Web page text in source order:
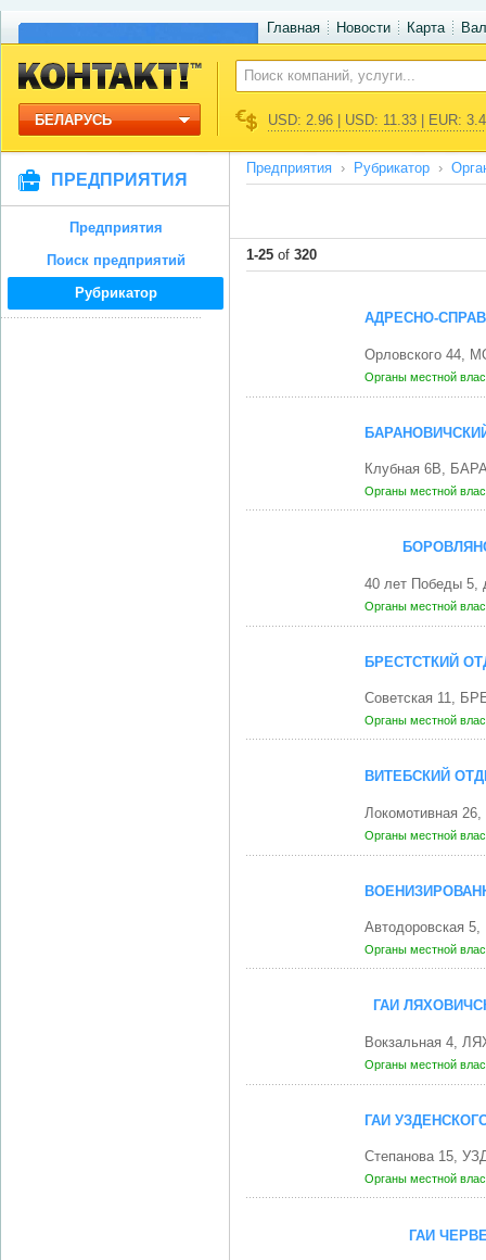
Главная Новости Карта
БЕЛАРУСЬ USD: 2.96 | USD: 11.33 | EUR:
ПРЕДПРИЯТИЯ
Предприятия
Поиск предприятий
Рубрикатор
Предприятия Рубрикатор
1-25 of 320
АДРЕСНО-
Орловского 44,
Органы местной
Клубная 6В,
Органы местной
40 лет Победы
Органы местной
БРЕСТСТКИЙ
Советская 11,
Органы местной
ВИТЕБСКИЙ
Локомотивная
Органы местной
Автодоровская
Органы местной
ГАИ
Вокзальная 4,
Органы местной
ГАИ
Степанова 15,
Органы местной
ГАИ